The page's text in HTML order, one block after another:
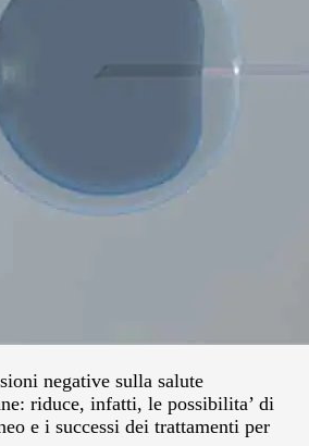
negative sulla salute
riduce, infatti, le possibilita’ di
e i successi dei trattamenti per